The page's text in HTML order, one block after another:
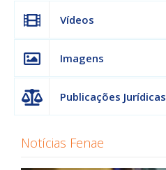
Vídeos
Imagens
Publicações Jurídicas
Notícias Fenae